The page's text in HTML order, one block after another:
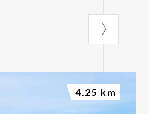
4.25 km